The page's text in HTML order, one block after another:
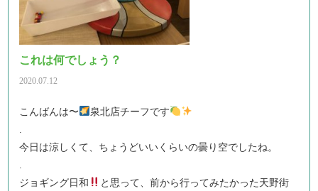
これは何でしょう？
2020.07.12
こんばんは〜
泉北店チーフです
.
今日は涼しくて、ちょうどいいくらいの曇り空でしたね。
.
ジョギング日和
と思って、前から行ってみたかった天野街